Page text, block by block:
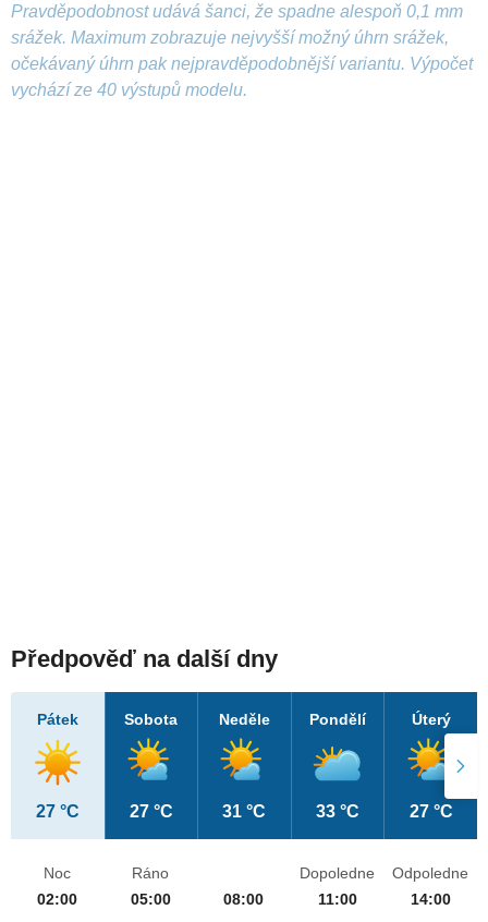
Pravděpodobnost udává šanci, že spadne alespoň 0,1 mm
srážek. Maximum zobrazuje nejvyšší možný úhrn srážek,
očekávaný úhrn pak nejpravděpodobnější variantu. Výpočet
vychází ze 40 výstupů modelu.
Předpověď na další dny
Pátek
27 °C
Sobota
27 °C
Neděle
31 °C
Pondělí
33 °C
Úterý
27 °C
Noc
02:00
Ráno
05:00
08:00
Dopoledne
11:00
Odpoledne
14:00